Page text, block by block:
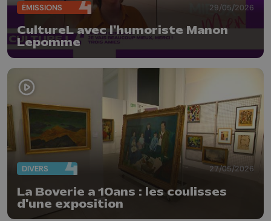
ÉMISSIONS 29/05/2026
CultureL avec l'humoriste Manon
Lepomme
DIVERS 27/05/2026
La Boverie a 10ans : les coulisses
d'une exposition